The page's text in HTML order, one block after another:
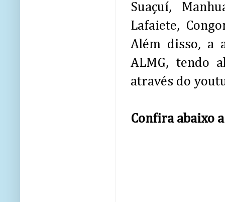
Suaçuí,
Lafaiete,
Além disso, a
ALMG, tendo
através do
Confira abaixo